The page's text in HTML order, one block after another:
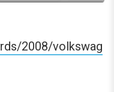
2008/volkswag